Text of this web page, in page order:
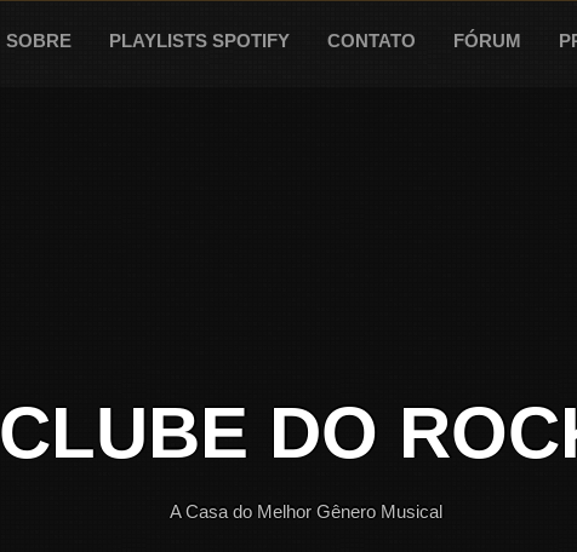
SOBRE PLAYLISTS SPOTIFY CONTATO FÓRUM
CLUBE DO
A Casa do Melhor Gênero Musical